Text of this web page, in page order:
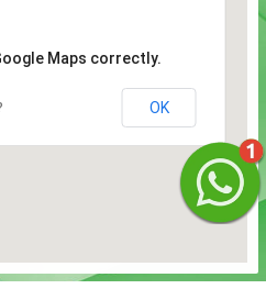
Maps correctly.
OK